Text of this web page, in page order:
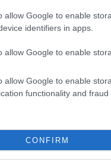
allow Google to enable
identifiers in apps.
allow Google to enable
allow Google to enable
functionality and
CONFIRM
Brakuje
abonenci
SPRAWDŹ